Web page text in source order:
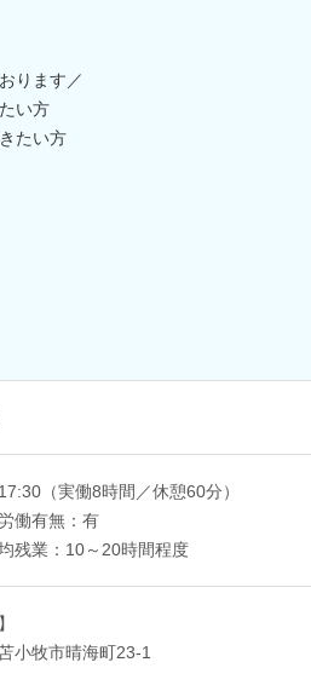
ります／
い方
たい方
（実働8時間／休憩60分）
働有無：有
残業：10～20時間程度
小牧市晴海町23-1